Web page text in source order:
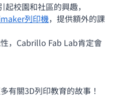
校園和社區的興趣，
列印機，提供額外的課
，Cabrillo Fab Lab肯定會
有關3D列印教育的故事！